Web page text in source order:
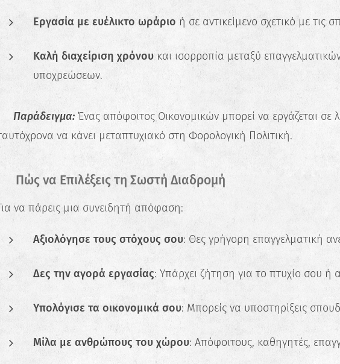
Ανακάλυψε τις πραγματικές σου
δυνατότητες και σχεδίασε την ιδανική
Εργασία με ευέλικτο ωράριο ή σε αντικείμενο σχετικό με τις
Καλή διαχείριση χρόνουκαι ισορροπία μεταξύ
υποχρεώσεων.
Παράδειγμα: Ένας απόφοιτος Οικονομικών μπορεί να εργάζεται σε
να κάνει μεταπτυχιακό στη Φορολογική Πολιτική.
🧭 Πώς να Επιλέξεις τη Σωστή Διαδρομή
να πάρεις μια συνειδητή απόφαση:
Αξιολόγησε τους στόχους σου: Θες γρήγορη επαγγελματική
Δες την αγορά εργασίας: Υπάρχει ζήτηση για το πτυχίο σου ή
Υπολόγισε τα οικονομικά σου: Μπορείς να υποστηρίξεις
Μίλα με ανθρώπους του χώρου: Απόφοιτους, καθηγητές,